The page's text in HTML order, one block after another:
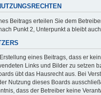
Beitrags erteilen Sie dem
Punkt 2, Unterpunkt a bleibt
eines Beitrags, dass er
Links und Bilder zu setzen
übt das Hausrecht aus. Bei
Nutzung dieses Boards
dass der Betreiber keine